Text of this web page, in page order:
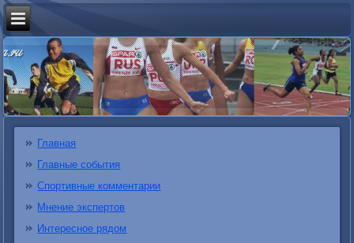
Главная
Главные события
Спортивные комментарии
Мнение экспертов
Интересное рядом